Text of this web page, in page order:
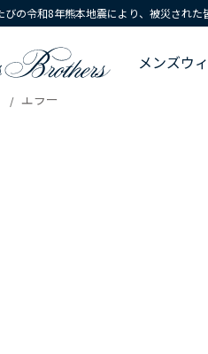
びの令和8年熊本地震により、被災され
メンズウ
エラー